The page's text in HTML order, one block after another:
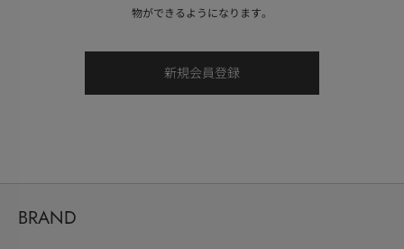
物ができるようになります。
BRAND